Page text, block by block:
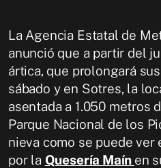
La Agencia Estatal de
anunció que a partir del
ártica, que prolongará
sábado y en Sotres, la
asentada a 1.050 metros
Parque Nacional de los
nieva como se puede
por la Quesería Maín en